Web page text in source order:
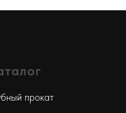
прокат